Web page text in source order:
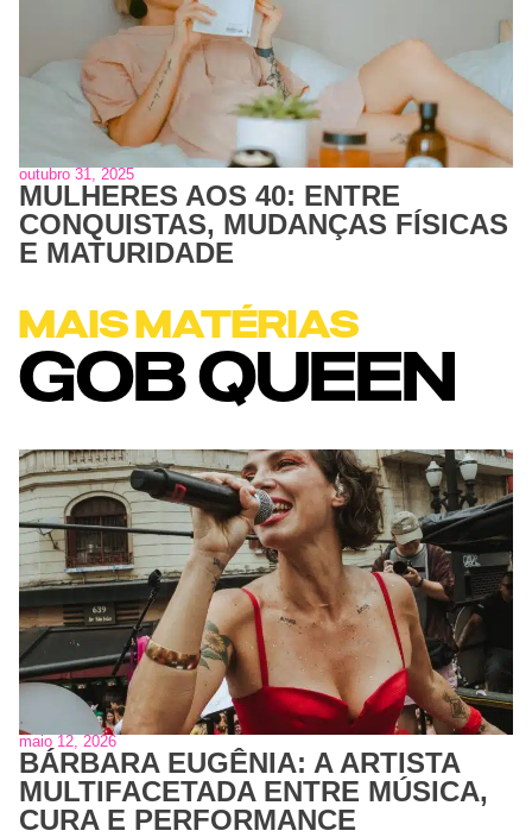
outubro 31, 2025
MULHERES AOS 40: ENTRE
CONQUISTAS, MUDANÇAS FÍSICAS
E MATURIDADE
MAIS MATÉRIAS
GOB QUEEN
maio 12, 2026
BÁRBARA EUGÊNIA: A ARTISTA
MULTIFACETADA ENTRE MÚSICA,
CURA E PERFORMANCE